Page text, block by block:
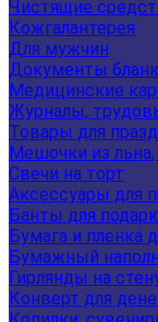
Чистящие
Кожгалантерея
Для мужчин
Документы
Медицинские
Журналы,
Товары для
Мешочки из льна,
Свечи на торт
Аксессуары для
Банты для
Бумага и пленка
Бумажный
Гирлянды на
Конверт для